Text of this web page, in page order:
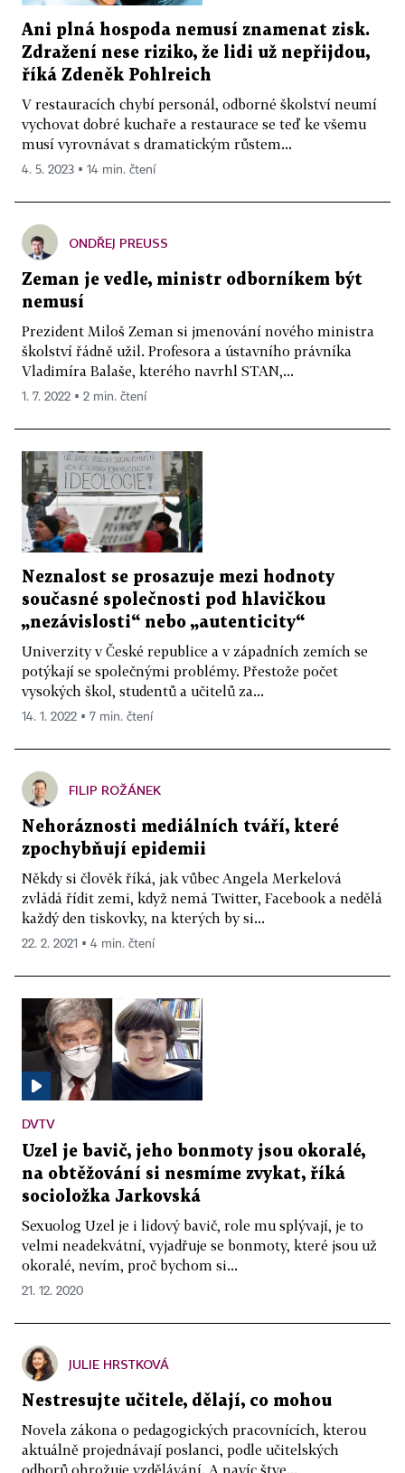
Ani plná hospoda nemusí znamenat zisk.
Zdražení nese riziko, že lidi už nepřijdou,
říká Zdeněk Pohlreich
V restauracích chybí personál, odborné školství neumí
vychovat dobré kuchaře a restaurace se teď ke všemu
musí vyrovnávat s dramatickým růstem...
4. 5. 2023 ▪ 14 min. čtení
ONDŘEJ PREUSS
Zeman je vedle, ministr odborníkem být
nemusí
Prezident Miloš Zeman si jmenování nového ministra
školství řádně užil. Profesora a ústavního právníka
Vladimíra Balaše, kterého navrhl STAN,...
1. 7. 2022 ▪ 2 min. čtení
Neznalost se prosazuje mezi hodnoty
současné společnosti pod hlavičkou
„nezávislosti“ nebo „autenticity“
Univerzity v České republice a v západních zemích se
potýkají se společnými problémy. Přestože počet
vysokých škol, studentů a učitelů za...
14. 1. 2022 ▪ 7 min. čtení
FILIP ROŽÁNEK
Nehoráznosti mediálních tváří, které
zpochybňují epidemii
Někdy si člověk říká, jak vůbec Angela Merkelová
zvládá řídit zemi, když nemá Twitter, Facebook a nedělá
každý den tiskovky, na kterých by si...
22. 2. 2021 ▪ 4 min. čtení
DVTV
Uzel je bavič, jeho bonmoty jsou okoralé,
na obtěžování si nesmíme zvykat, říká
socioložka Jarkovská
Sexuolog Uzel je i lidový bavič, role mu splývají, je to
velmi neadekvátní, vyjadřuje se bonmoty, které jsou už
okoralé, nevím, proč bychom si...
21. 12. 2020
JULIE HRSTKOVÁ
Nestresujte učitele, dělají, co mohou
Novela zákona o pedagogických pracovnících, kterou
aktuálně projednávají poslanci, podle učitelských
odborů ohrožuje vzdělávání. A navíc štve...